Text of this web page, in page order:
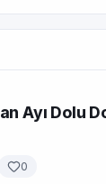
Ayı Dolu
0